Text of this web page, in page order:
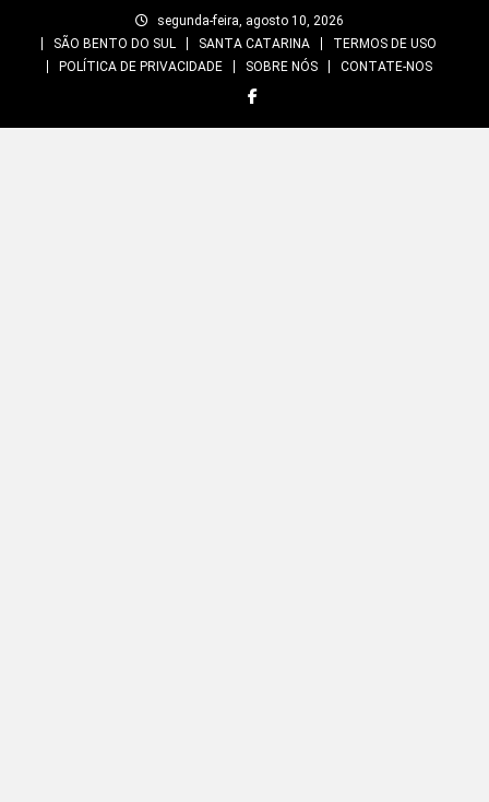
segunda-feira, agosto 10, 2026
SÃO BENTO DO SUL
SANTA CATARINA
TERMOS DE USO
POLÍTICA DE PRIVACIDADE
SOBRE NÓS CONTATE-NOS